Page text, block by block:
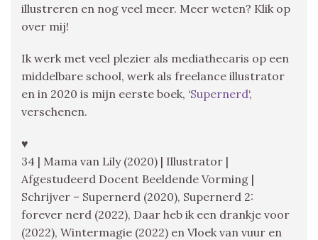
illustreren en nog veel meer. Meer weten? Klik op
over mij!
Ik werk met veel plezier als mediathecaris op een
middelbare school, werk als freelance illustrator
en in 2020 is mijn eerste boek, ‘Supernerd‘,
verschenen.
♥
34 | Mama van Lily (2020) | Illustrator |
Afgestudeerd Docent Beeldende Vorming |
Schrijver – Supernerd (2020), Supernerd 2:
forever nerd (2022), Daar heb ik een drankje voor
(2022), Wintermagie (2022) en Vloek van vuur en